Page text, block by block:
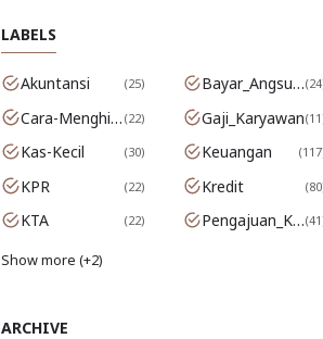
LABELS
Akuntansi 25 Bayar_Angsuran 24
Cara-Menghitung-Bunga 22 Gaji_Karyawan 11
Kas-Kecil 30 Keuangan 117
KPR 22 Kredit 80
KTA 22 Pengajuan_Kredit 41
Show more (+2)
ARCHIVE